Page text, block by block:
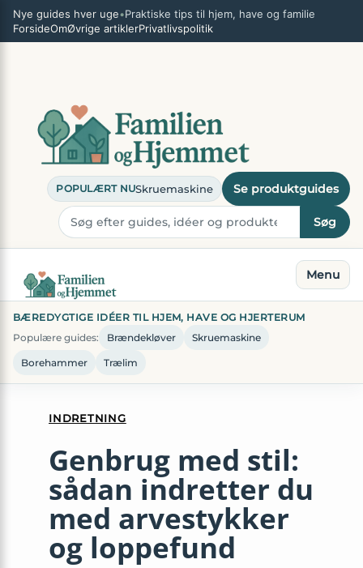
Spring
Nye guides hver uge•Praktiske tips til hjem, have og familie
ForsideOmØvrige artiklerPrivatlivspolitik
POPULÆRT NUSkruemaskine Se produktguides
Søg
Menu
BÆREDYGTIGE IDÉER TIL HJEM, HAVE OG HJERTERUM
Populære guides:
Brændekløver Skruemaskine
Borehammer Trælim
INDRETNING
Genbrug med stil:
sådan indretter du
med arvestykker
og loppefund